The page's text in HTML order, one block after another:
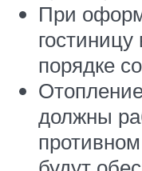
При
порядке
должны